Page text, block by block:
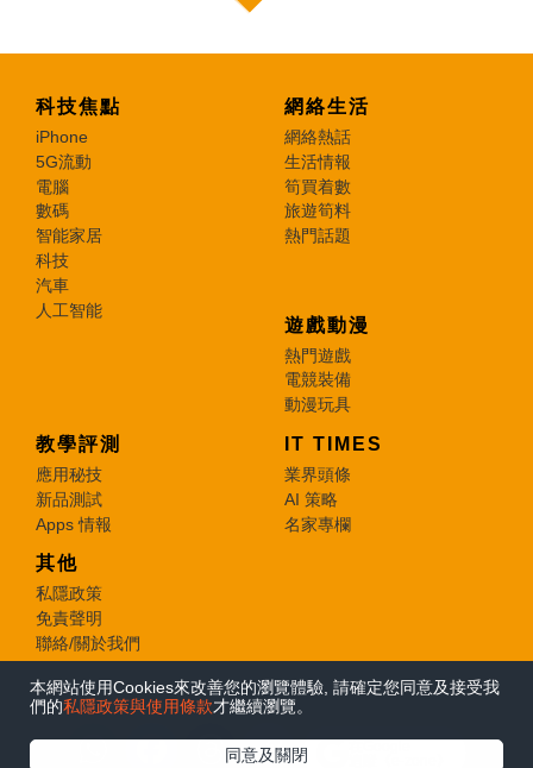
本網站使用Cookies來改善您的瀏覽體驗, 請確定您同意及接受我
們的私隱政策與使用條款才繼續瀏覽。
同意及關閉
科技焦點
iPhone
5G流動
電腦
數碼
智能家居
科技
汽車
人工智能
網絡生活
網絡熱話
生活情報
筍買着數
旅遊筍料
熱門話題
遊戲動漫
熱門遊戲
電競裝備
動漫玩具
教學評測
應用秘技
新品測試
Apps 情報
IT TIMES
業界頭條
AI 策略
名家專欄
其他
私隱政策
免責聲明
聯絡/關於我們
© 2026 e-zone. All Rights Reserved.